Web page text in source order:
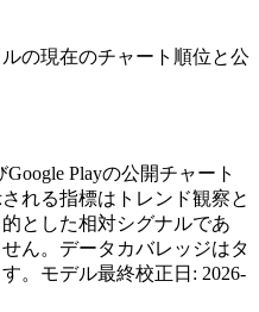
の現在のチャート順位と公
Google Playの公開チャート
れる指標はトレンド観察と
とした相対シグナルであ
ん。データカバレッジはタ
。 モデル最終校正日 : 2026-